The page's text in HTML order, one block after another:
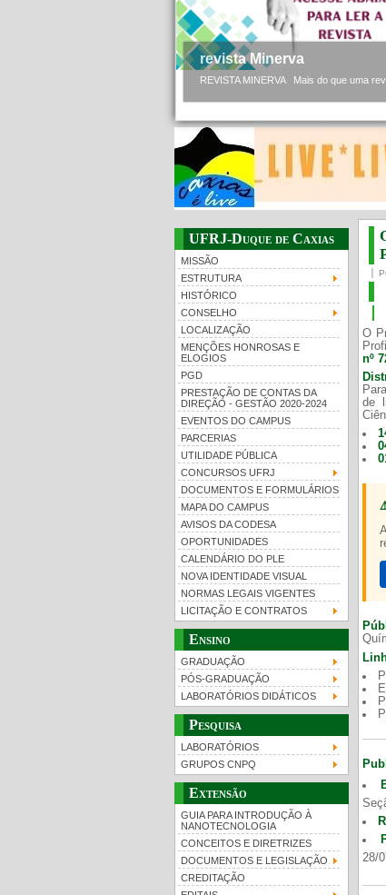
revista Minerva
REVISTA MINERVA Mais do que uma
UFRJ-Duque de Caxias
MISSÃO
ESTRUTURA
HISTÓRICO
CONSELHO
LOCALIZAÇÃO
MENÇÕES HONROSAS E
ELOGIOS
PGD
PRESTAÇÃO DE CONTAS DA
DIREÇÃO - GESTÃO 2020-2024
EVENTOS DO CAMPUS
PARCERIAS
UTILIDADE PÚBLICA
CONCURSOS UFRJ
DOCUMENTOS E FORMULÁRIOS
MAPA DO CAMPUS
AVISOS DA CODESA
OPORTUNIDADES
CALENDÁRIO DO PLE
NOVA IDENTIDADE VISUAL
NORMAS LEGAIS VIGENTES
LICITAÇÃO E CONTRATOS
Ensino
GRADUAÇÃO
PÓS-GRADUAÇÃO
LABORATÓRIOS DIDÁTICOS
Pesquisa
LABORATÓRIOS
GRUPOS CNPQ
Extensão
GUIA PARA INTRODUÇÃO À
NANOTECNOLOGIA
CONCEITOS E DIRETRIZES
DOCUMENTOS E LEGISLAÇÃO
CREDITAÇÃO
O
nº
de
28/
UFRJ 100 anos